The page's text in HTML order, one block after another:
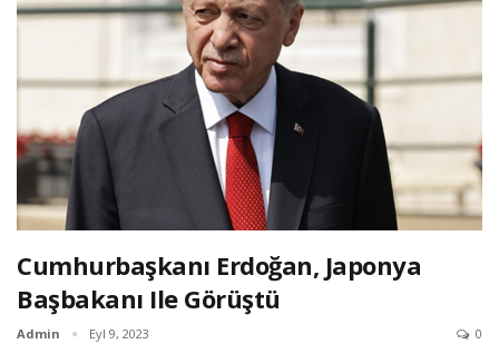
Cumhurbaşkanı Erdoğan, Japonya
Başbakanı Ile Görüştü
Admin Eyl 9, 2023 0